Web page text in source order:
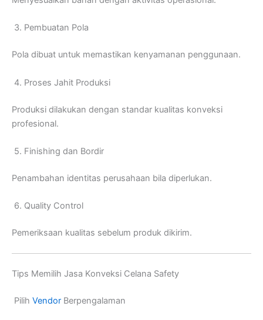
3. Pembuatan Pola
Pola dibuat untuk memastikan kenyamanan penggunaan.
4. Proses Jahit Produksi
Produksi dilakukan dengan standar kualitas konveksi
profesional.
5. Finishing dan Bordir
Penambahan identitas perusahaan bila diperlukan.
6. Quality Control
Pemeriksaan kualitas sebelum produk dikirim.
Tips Memilih Jasa Konveksi Celana Safety
Pilih Vendor Berpengalaman